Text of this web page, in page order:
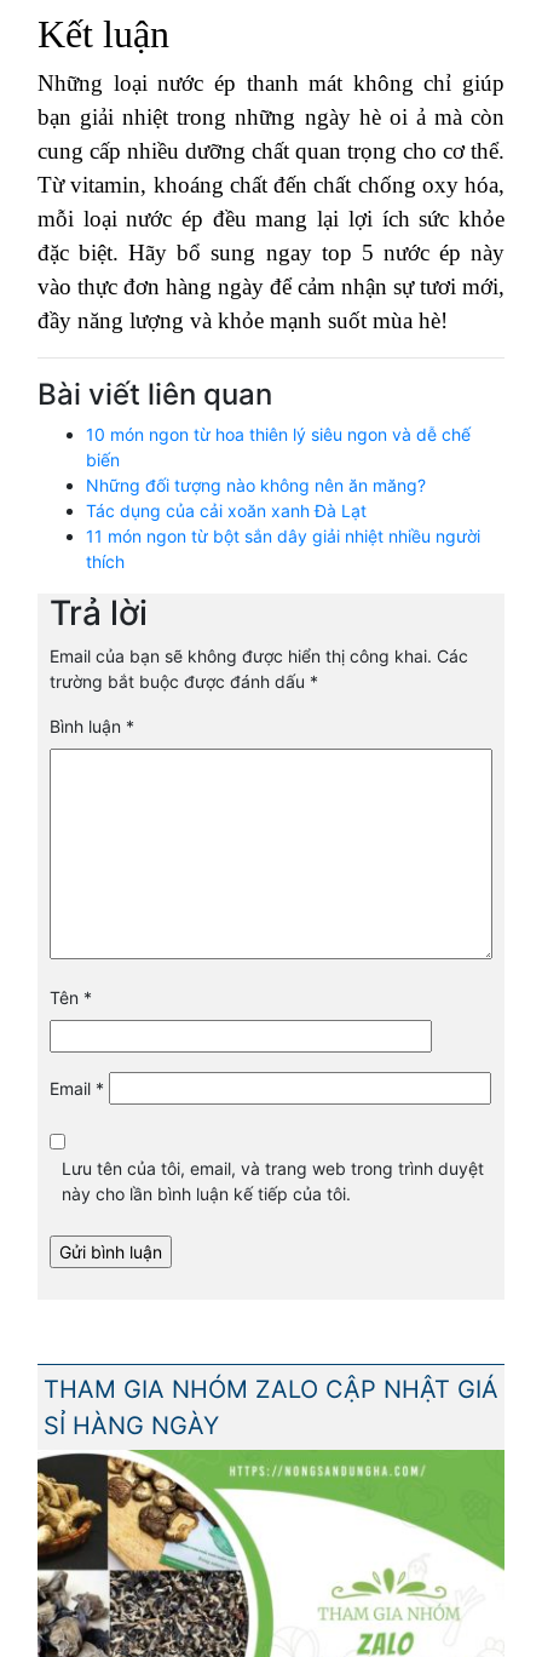
Kết luận
Những loại nước ép thanh mát không chỉ giúp
bạn giải nhiệt trong những ngày hè oi ả mà còn
cung cấp nhiều dưỡng chất quan trọng cho cơ thể.
Từ vitamin, khoáng chất đến chất chống oxy hóa,
mỗi loại nước ép đều mang lại lợi ích sức khỏe
đặc biệt. Hãy bổ sung ngay top 5 nước ép này
vào thực đơn hàng ngày để cảm nhận sự tươi mới,
đầy năng lượng và khỏe mạnh suốt mùa hè!
Bài viết liên quan
10 món ngon từ hoa thiên lý siêu ngon và dễ chế
biến
Những đối tượng nào không nên ăn măng?
Tác dụng của cải xoăn xanh Đà Lạt
11 món ngon từ bột sắn dây giải nhiệt nhiều người
thích
Trả lời
Email của bạn sẽ không được hiển thị công khai. Các
trường bắt buộc được đánh dấu *
Bình luận *
Tên *
Email *
Lưu tên của tôi, email, và trang web trong trình duyệt
này cho lần bình luận kế tiếp của tôi.
THAM GIA NHÓM ZALO CẬP NHẬT GIÁ
SỈ HÀNG NGÀY